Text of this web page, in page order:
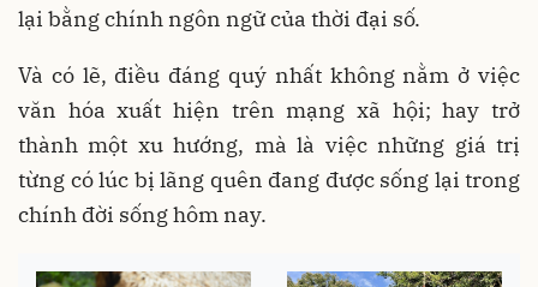
lại bằng chính ngôn ngữ của thời đại số.
Và có lẽ, điều đáng quý nhất không nằm ở việc
văn hóa xuất hiện trên mạng xã hội; hay trở
thành một xu hướng, mà là việc những giá trị
từng có lúc bị lãng quên đang được sống lại trong
chính đời sống hôm nay.